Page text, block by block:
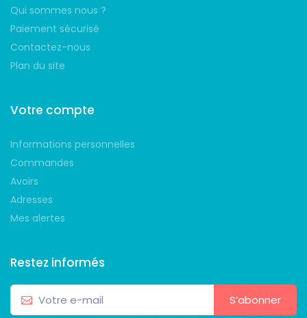
Qui sommes nous ?
Paiement sécurisé
Contactez-nous
Plan du site
Votre compte
Informations personnelles
Commandes
Avoirs
Adresses
Mes alertes
Restez informés
S’abonner